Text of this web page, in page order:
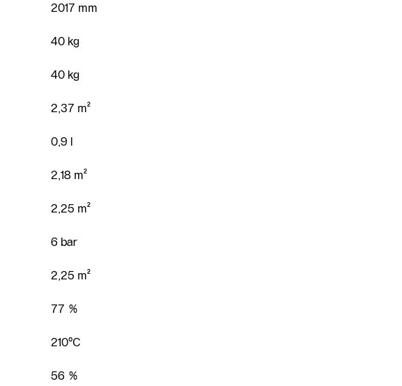
2017 mm
40 kg
40 kg
2,37 m²
0,9 l
2,18 m²
2,25 m²
6 bar
2,25 m²
77 %
210°C
56 %